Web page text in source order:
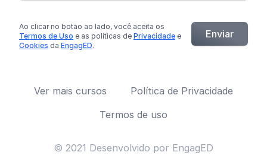
Ao clicar no botão ao lado, você aceita os
Termos de Uso e as políticas de Privacidade e
Cookies da EngagED.
Enviar
Ver mais cursos
Política de Privacidade
Termos de uso
© 2021 Desenvolvido por EngagED